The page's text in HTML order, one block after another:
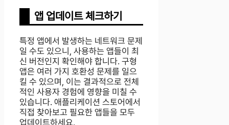
앱 업데이트 체크하기
특정 앱에서 발생하는 네트워크 문제
일 수도 있으니, 사용하는 앱들이 최
신 버전인지 확인해야 합니다. 구형
앱은 여러 가지 호환성 문제를 일으
킬 수 있으며, 이는 결과적으로 전체
적인 사용자 경험에 영향을 미칠 수
있습니다. 애플리케이션 스토어에서
직접 찾아보고 필요한 앱들을 모두
업데이트하세요.